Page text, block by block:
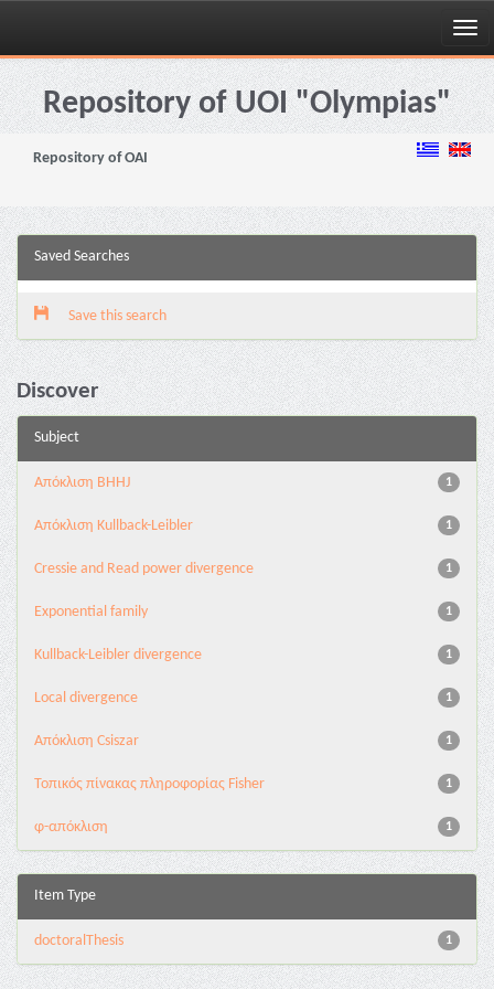
Skip
navigationRepository of UOI "Olympias"
Repository of OAI
Saved Searches
Save this search
Discover
Subject
1
Aπόκλιση BHHJ
1
Aπόκλιση Kullback-Leibler
1
Cressie and Read power divergence
1
Exponential family
1
Kullback-Leibler divergence
1
Local divergence
1
Απόκλιση Csiszar
1
Τοπικός πίνακας πληροφορίας Fisher
1
φ-απόκλιση
Item Type
1
doctoralThesis